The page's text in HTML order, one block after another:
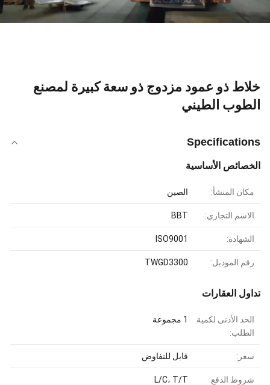
خلاط ذو عمود مزدوج ذو سعة كبيرة لمصنع
الطوب الطيني
Specifications
الخصائص الأساسية
مكان المنشأ: الصين
الاسم التجاري: BBT
الشهادة: ISO9001
رقم الموديل: TWGD3300
تداول العقارات
الحد الأدنى لكمية
الطلب:
1 مجموعة
سعر: قابل للتفاوض
شروط الدفع: L/C، T/T